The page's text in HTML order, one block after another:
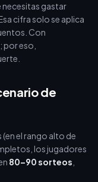
necesitas gastar
cifra solo se aplica
Con
eso,
de
el rango alto de
los jugadores
80–90 sorteos